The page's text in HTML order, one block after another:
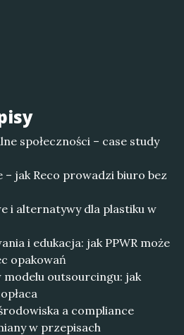
społeczności – case study
jak Reco prowadzi biuro bez
i alternatywy dla plastiku w
i edukacja: jak PPWR może
opakowań
outsourcingu: jak
a compliance
w przepisach